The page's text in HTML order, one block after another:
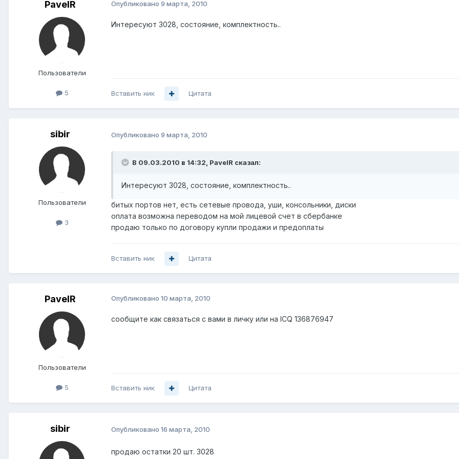
PavelR
Пользователи
5
Опубликовано 9 марта, 2010
Интересуют 3028, состояние, комплектность..
Вставить ник Цитата
sibir
Пользователи
3
Опубликовано 9 марта, 2010
В 09.03.2010 в 14:32, PavelR сказал:
Интересуют 3028, состояние, комплектность..
битых портов нет, есть сетевые провода, уши, консольники, диски
оплата возможна переводом на мой лицевой счет в сбербанке
продаю только по договору купли продажи и предоплаты
Вставить ник Цитата
PavelR
Пользователи
5
Опубликовано 10 марта, 2010
сообщите как связаться с вами в личку или на ICQ 136876947
Вставить ник Цитата
sibir Опубликовано 16 марта, 2010
продаю остатки 20 шт. 3028